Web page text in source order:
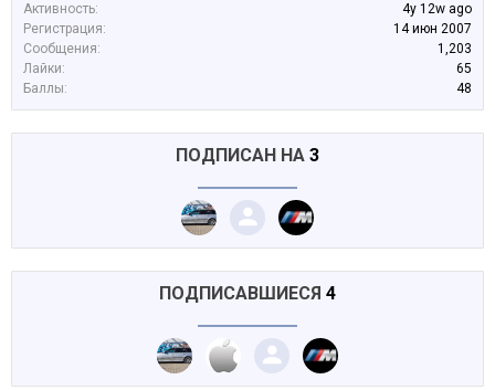
Активность:
4y 12w ago
Регистрация:
14 июн 2007
Сообщения:
1,203
Лайки:
65
Баллы:
48
ПОДПИСАН НА 3
ПОДПИСАВШИЕСЯ 4